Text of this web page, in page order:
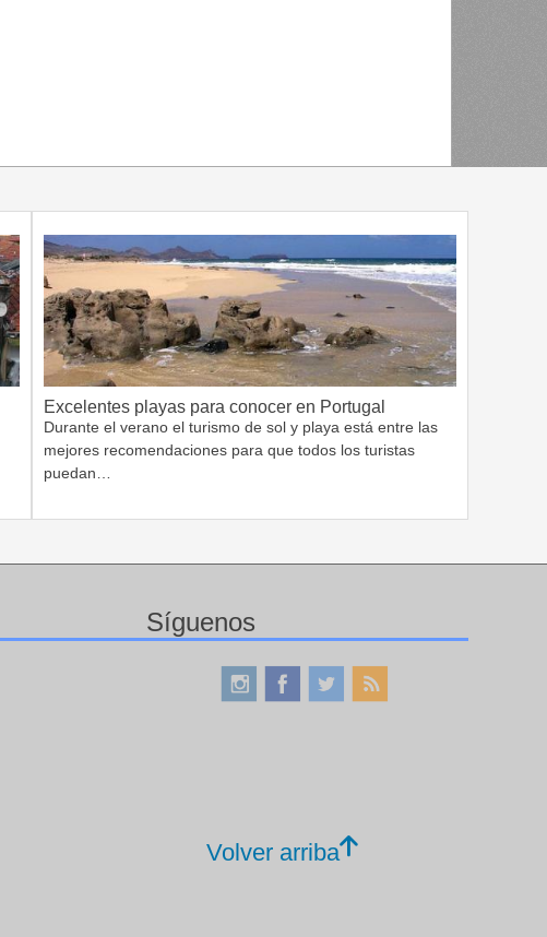
Excelentes playas para conocer en Portugal
Durante el verano el turismo de sol y playa está entre las
mejores recomendaciones para que todos los turistas
puedan…
Síguenos
Volver arriba